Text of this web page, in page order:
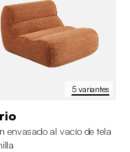
5 variantes
envasado al vacío de tela